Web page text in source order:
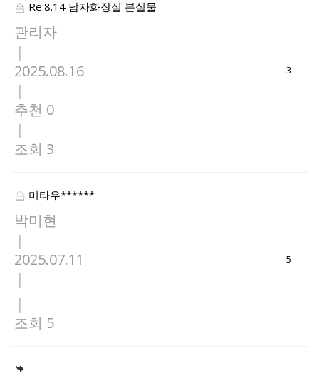
Re:8.14 남자화장실 분실물
관리자
|
2025.08.16
|
추천 0
|
조회 3
3
미타우******
박미현
|
2025.07.11
|
|
조회 5
5